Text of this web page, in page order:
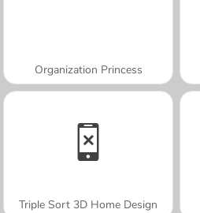
Organization Princess
Triple Sort 3D Home Design